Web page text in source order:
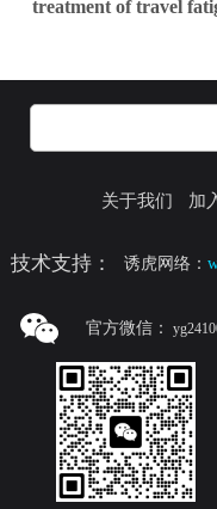
treatment of travel
关于我们 加
技术支持： 诱虎网络：
官方微信：